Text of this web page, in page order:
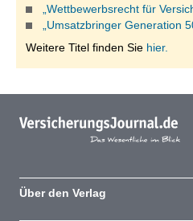
„Wettbewerbsrecht für
„Umsatzbringer Generation
Weitere Titel finden Sie hier.
Über den Verlag